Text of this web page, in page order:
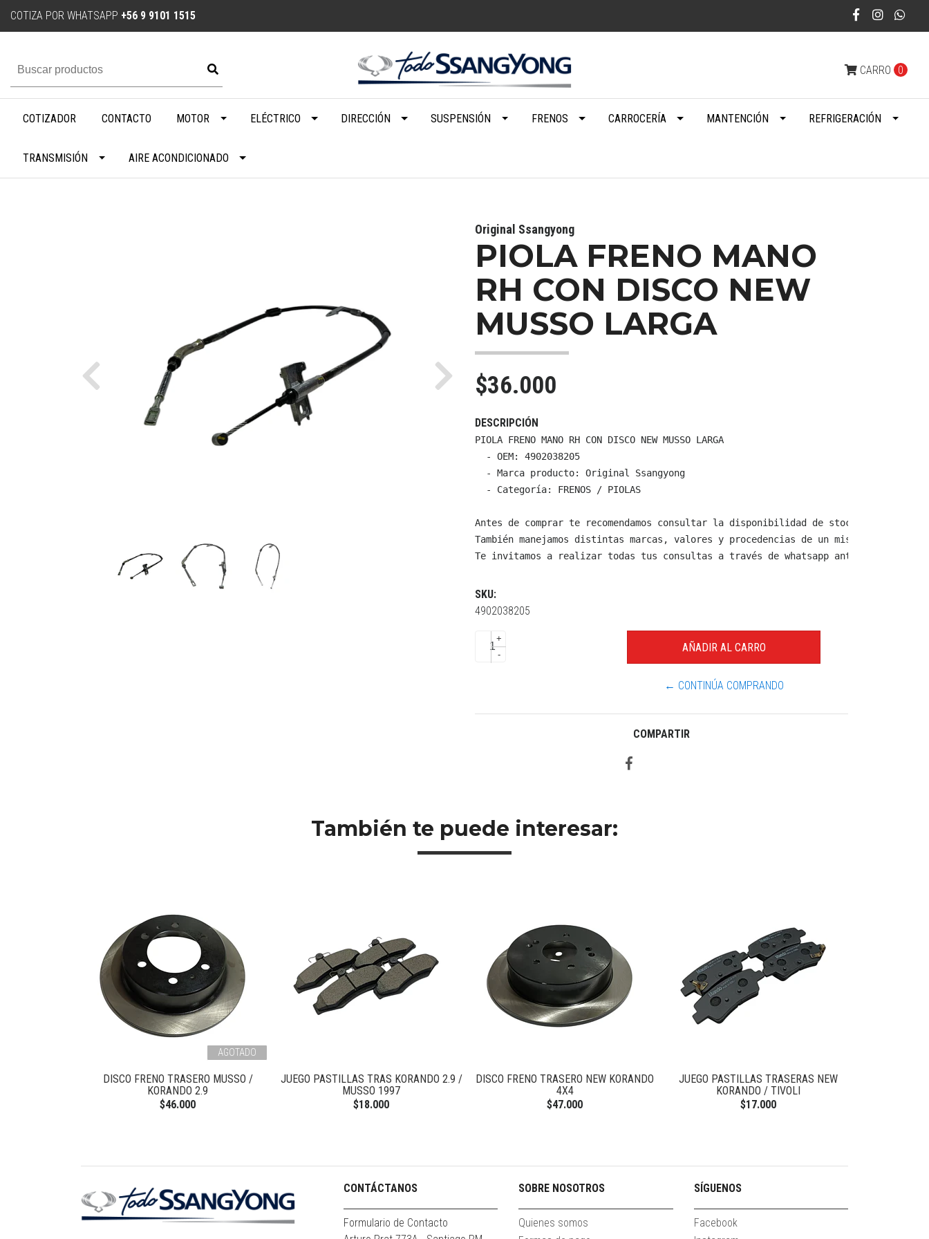
COTIZA POR WHATSAPP +56 9 9101 1515
CARRO 0
COTIZADOR CONTACTO MOTOR ELÉCTRICO DIRECCIÓN SUSPENSIÓN FRENOS CARROCERÍA MANTENCIÓN REFRIGERACIÓN
TRANSMISIÓN AIRE ACONDICIONADO
Previous Next
Original Ssangyong
PIOLA FRENO MANO
RH CON DISCO NEW
MUSSO LARGA
$36.000
DESCRIPCIÓN
PIOLA FRENO MANO RH CON DISCO NEW MUSSO LARGA
  - OEM: 4902038205
  - Marca producto: Original Ssangyong
  - Categoría: FRENOS / PIOLAS
Antes de comprar te recomendamos consultar la disponibilidad de stock y
También manejamos distintas marcas, valores y procedencias de un mismo producto.
Te invitamos a realizar todas tus consultas a través de whatsapp antes de
SKU:
4902038205
+
-
← CONTINÚA COMPRANDO
COMPARTIR
También te puede interesar:
AGOTADO
DISCO FRENO TRASERO MUSSO /
KORANDO 2.9
$46.000
JUEGO PASTILLAS TRAS KORANDO 2.9 /
MUSSO 1997
$18.000
DISCO FRENO TRASERO NEW KORANDO
4X4
$47.000
JUEGO PASTILLAS TRASERAS NEW
KORANDO / TIVOLI
$17.000
CONTÁCTANOS
Formulario de Contacto
SOBRE NOSOTROS
Quienes somos
SÍGUENOS
Facebook